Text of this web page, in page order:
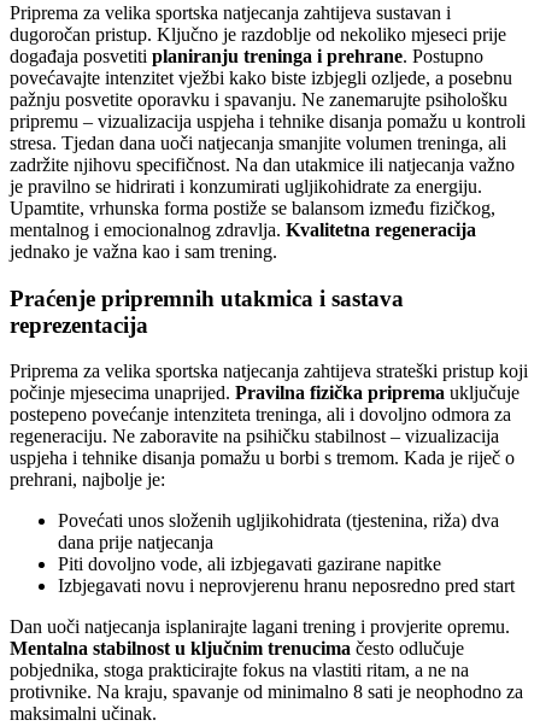
Priprema za velika sportska natjecanja zahtijeva sustavan i
dugoročan pristup. Ključno je razdoblje od nekoliko mjeseci prije
događaja posvetiti planiranju treninga i prehrane. Postupno
povećavajte intenzitet vježbi kako biste izbjegli ozljede, a posebnu
pažnju posvetite oporavku i spavanju. Ne zanemarujte psihološku
pripremu – vizualizacija uspjeha i tehnike disanja pomažu u kontroli
stresa. Tjedan dana uoči natjecanja smanjite volumen treninga, ali
zadržite njihovu specifičnost. Na dan utakmice ili natjecanja važno
je pravilno se hidrirati i konzumirati ugljikohidrate za energiju.
Upamtite, vrhunska forma postiže se balansom između fizičkog,
mentalnog i emocionalnog zdravlja. Kvalitetna regeneracija
jednako je važna kao i sam trening.
Praćenje pripremnih utakmica i sastava
reprezentacija
Priprema za velika sportska natjecanja zahtijeva strateški pristup koji
počinje mjesecima unaprijed. Pravilna fizička priprema uključuje
postepeno povećanje intenziteta treninga, ali i dovoljno odmora za
regeneraciju. Ne zaboravite na psihičku stabilnost – vizualizacija
uspjeha i tehnike disanja pomažu u borbi s tremom. Kada je riječ o
prehrani, najbolje je:
Povećati unos složenih ugljikohidrata (tjestenina, riža) dva
dana prije natjecanja
Piti dovoljno vode, ali izbjegavati gazirane napitke
Izbjegavati novu i neprovjerenu hranu neposredno pred start
Dan uoči natjecanja isplanirajte lagani trening i provjerite opremu.
Mentalna stabilnost u ključnim trenucima često odlučuje
pobjednika, stoga prakticirajte fokus na vlastiti ritam, a ne na
protivnike. Na kraju, spavanje od minimalno 8 sati je neophodno za
maksimalni učinak.